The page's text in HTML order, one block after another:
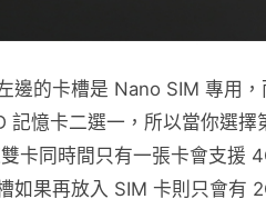
邊的卡槽是 Nano SIM 專用
記憶卡二選一，所以當你選擇
卡同時間只有一張卡會支援
如果再放入 SIM 卡則只會有